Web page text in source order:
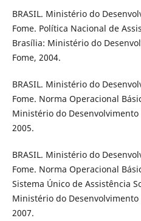
BRASIL. Ministério do
Fome. Política Nacional de
Brasília: Ministério do
Fome, 2004.
BRASIL. Ministério do
Fome. Norma Operacional
Ministério do Desenvolvimento
2005.
BRASIL. Ministério do
Fome. Norma Operacional
Sistema Único de Assistência
Ministério do Desenvolvimento
2007.